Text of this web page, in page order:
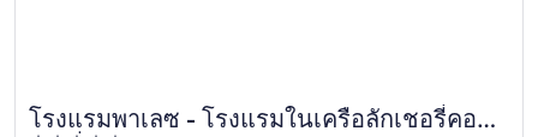
โรงแรมพาเลซ - โรงแรมในเครือลักเชอรี่คอล